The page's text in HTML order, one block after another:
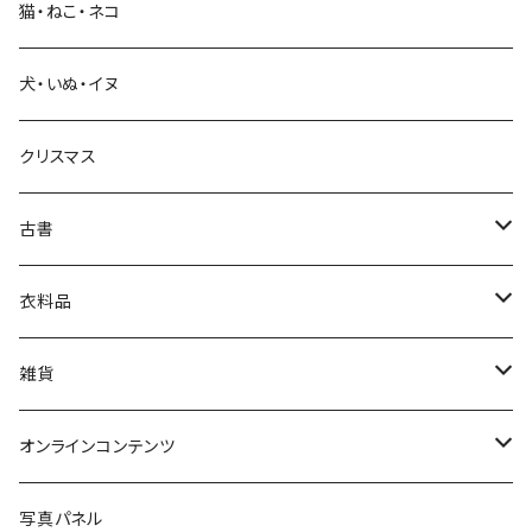
生活・暮らし
芸術・絵画・写真
絵本・児童書
娯楽・エンターテインメント
猫・ねこ・ネコ
犬・いぬ・イヌ
クリスマス
古書
古書セット
美術
衣料品
POLEWARDS
Tシャツ
雑貨
バッグ
ブックカバー
オンラインコンテンツ
冒険クロストーク
写真パネル